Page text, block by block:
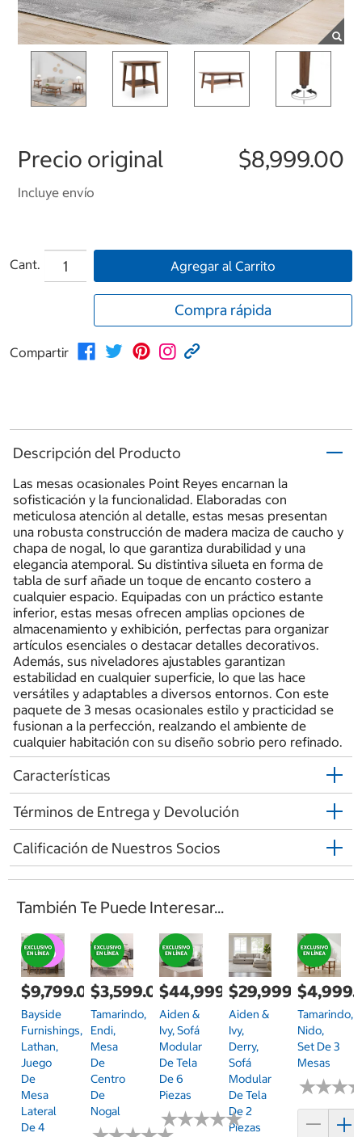
Precio original $8,999.00
Incluye envío
Cant. Agregar al Carrito
Compra rápida
Compartir
Descripción del Producto
Las mesas ocasionales Point Reyes encarnan la
sofisticación y la funcionalidad. Elaboradas con
meticulosa atención al detalle, estas mesas presentan
una robusta construcción de madera maciza de caucho y
chapa de nogal, lo que garantiza durabilidad y una
elegancia atemporal. Su distintiva silueta en forma de
tabla de surf añade un toque de encanto costero a
cualquier espacio. Equipadas con un práctico estante
inferior, estas mesas ofrecen amplias opciones de
almacenamiento y exhibición, perfectas para organizar
artículos esenciales o destacar detalles decorativos.
Además, sus niveladores ajustables garantizan
estabilidad en cualquier superficie, lo que las hace
versátiles y adaptables a diversos entornos. Con este
paquete de 3 mesas ocasionales estilo y practicidad se
fusionan a la perfección, realzando el ambiente de
cualquier habitación con su diseño sobrio pero refinado.
Características
Términos de Entrega y Devolución
Calificación de Nuestros Socios
También Te Puede Interesar...
$9,799.00
Bayside
Furnishings,
Lathan,
Juego
De
Mesa
Lateral
De 4
$3,599.00
Tamarindo,
Endi,
Mesa
De
Centro
De
Nogal
$44,999.00
Aiden &
Ivy, Sofá
Modular
De Tela
De 6
Piezas
★★★★★
★★★★★
$29,999.00
Aiden &
Ivy,
Derry,
Sofá
Modular
De Tela
De 2
Piezas
Tamarindo,
Nido,
Set De 3
Mesas
★★★
★★★